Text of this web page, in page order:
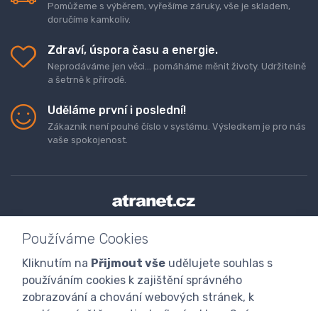
Pomůžeme s výběrem, vyřešíme záruky, vše je skladem,
doručíme kamkoliv.
Zdraví, úspora času a energie.
Neprodáváme jen věci... pomáháme měnit životy. Udržitelně
a šetrně k přírodě.
Uděláme první i poslední!
Zákazník není pouhé číslo v systému. Výsledkem je pro nás
vaše spokojenost.
Doprava a platba zboží
Obchodní podmínky
Program digitalizace
Používáme Cookies
Kliknutím na Přijmout vše udělujete souhlas s
používáním cookies k zajištění správného
zobrazování a chování webových stránek, k